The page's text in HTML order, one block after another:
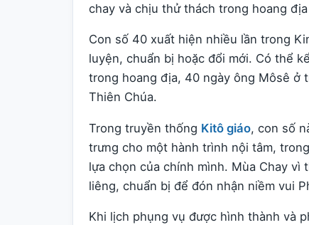
chay và chịu thử thách trong hoang
Con số 40 xuất hiện nhiều lần trong
luyện, chuẩn bị hoặc đổi mới. Có thể
trong hoang địa, 40 ngày ông Môsê ở
Thiên Chúa.
Trong truyền thống Kitô giáo, con số
trưng cho một hành trình nội tâm,
lựa chọn của chính mình. Mùa Chay
liêng, chuẩn bị để đón nhận niềm vui
Khi lịch phụng vụ được hình thành và